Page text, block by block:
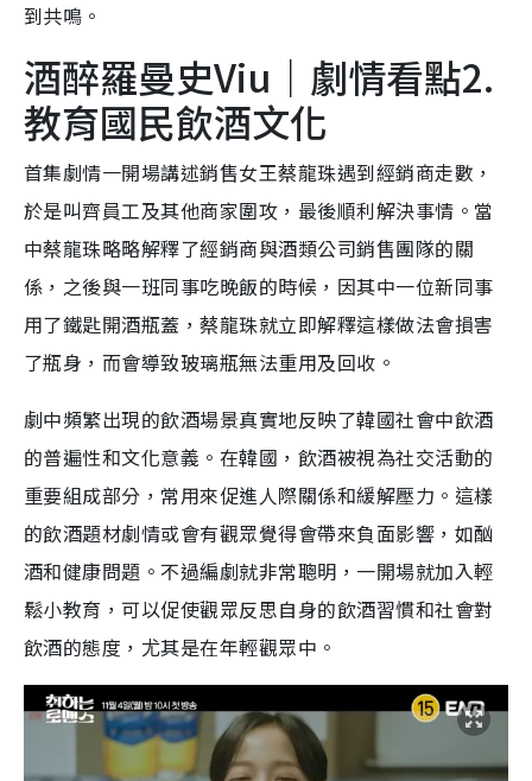
到共鳴。
酒醉羅曼史Viu｜劇情看點2.
教育國民飲酒文化
首集劇情一開場講述銷售女王蔡龍珠遇到經銷商走數，
於是叫齊員工及其他商家圍攻，最後順利解決事情。當
中蔡龍珠略略解釋了經銷商與酒類公司銷售團隊的關
係，之後與一班同事吃晚飯的時候，因其中一位新同事
用了鐵匙開酒瓶蓋，蔡龍珠就立即解釋這樣做法會損害
了瓶身，而會導致玻璃瓶無法重用及回收。
劇中頻繁出現的飲酒場景真實地反映了韓國社會中飲酒
的普遍性和文化意義。在韓國，飲酒被視為社交活動的
重要組成部分，常用來促進人際關係和緩解壓力。這樣
的飲酒題材劇情或會有觀眾覺得會帶來負面影響，如酗
酒和健康問題。不過編劇就非常聰明，一開場就加入輕
鬆小教育，可以促使觀眾反思自身的飲酒習慣和社會對
飲酒的態度，尤其是在年輕觀眾中。